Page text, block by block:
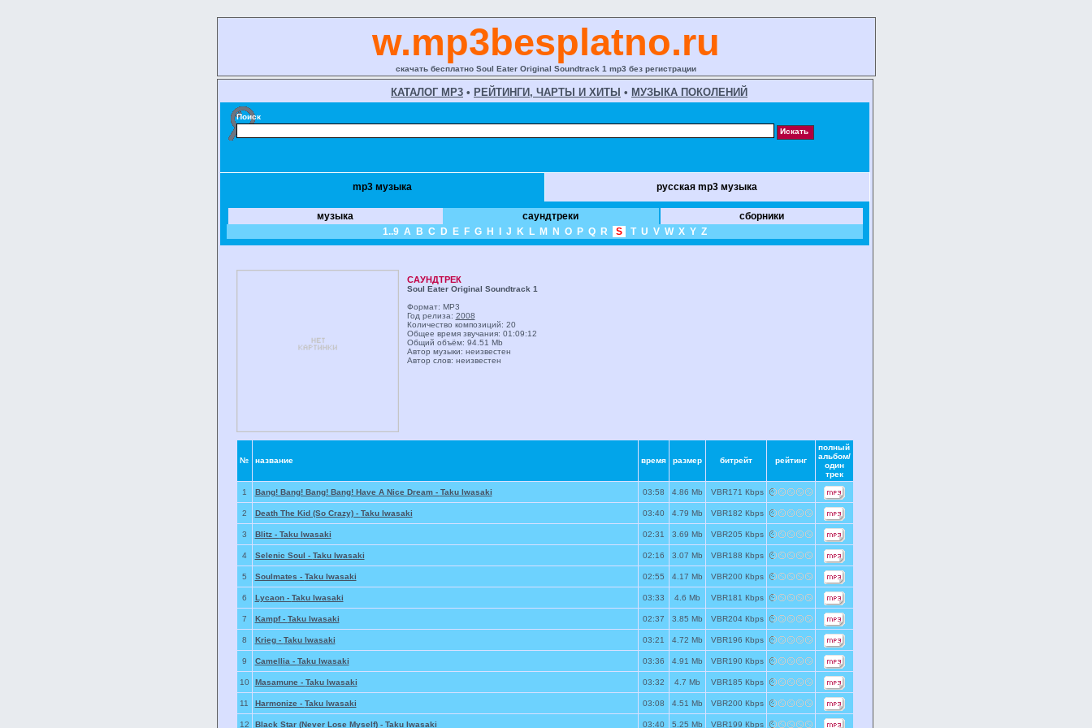
w.mp3besplatno.ru
скачать бесплатно Soul Eater Original Soundtrack 1 mp3 без регистрации
КАТАЛОГ MP3 • РЕЙТИНГИ, ЧАРТЫ И ХИТЫ • МУЗЫКА ПОКОЛЕНИЙ
Поиск
mp3 музыка русская mp3 музыка
музыка саундтреки
сборники
1..9 A B C D E F G H J K L M N O P Q R S T U V W X Y Z
САУНДТРЕК
Soul Eater Original Soundtrack 1
Формат: MP3
Год релиза: 2008
Количество композиций: 20
Общее время звучания: 01:09:12
Общий объём: 94.51 Mb
Автор музыки: неизвестен
Автор слов: неизвестен
№ название время размер битрейт рейтинг
полный
альбом/
один
трек
1
Bang! Bang! Bang! Bang! Have A Nice Dream - Taku Iwasaki 03:58 4.86 Mb VBR171 Кbps
2 Death The Kid (So Crazy) - Taku Iwasaki 03:40 4.79 Mb VBR182 Кbps
3 Blitz - Taku Iwasaki 02:31 3.69 Mb VBR205 Кbps
4 Selenic Soul - Taku Iwasaki 02:16 3.07 Mb VBR188 Кbps
5 Soulmates - Taku Iwasaki 02:55 4.17 Mb VBR200 Кbps
6 Lycaon - Taku Iwasaki 03:33 4.6 Mb VBR181 Кbps
7 Kampf - Taku Iwasaki 02:37 3.85 Mb VBR204 Кbps
8 Krieg - Taku Iwasaki 03:21 4.72 Mb VBR196 Кbps
9 Camellia - Taku Iwasaki 03:36 4.91 Mb VBR190 Кbps
10 Masamune - Taku Iwasaki 03:32 4.7 Mb VBR185 Кbps
11 Harmonize - Taku Iwasaki 03:08 4.51 Mb VBR200 Кbps
12 Black Star (Never Lose Myself) - Taku Iwasaki 03:40 5.25 Mb VBR199 Кbps